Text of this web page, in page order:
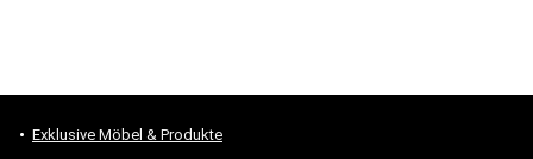
Exklusive Möbel & Produkte